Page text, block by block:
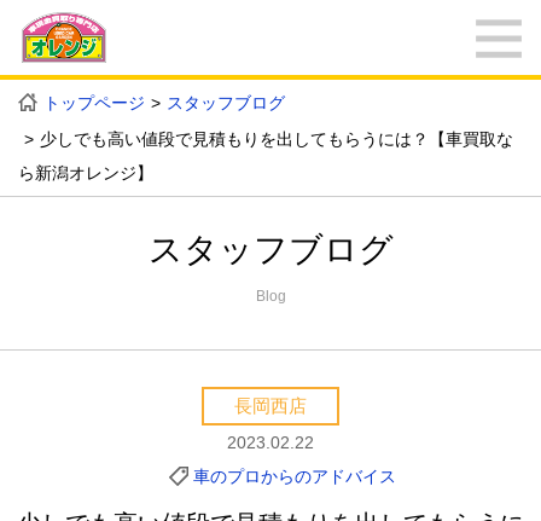
トップページ
スタッフブログ
少しでも高い値段で見積もりを出してもらうには？【車買取な
ら新潟オレンジ】
スタッフブログ
Blog
長岡西店
2023.02.22
車のプロからのアドバイス